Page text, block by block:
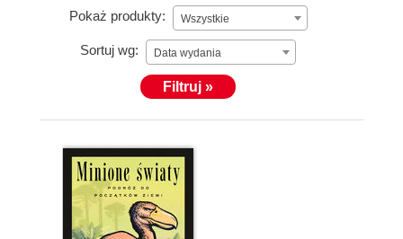
Pokaż produkty: Wszystkie
Sortuj wg: Data wydania
Filtruj »